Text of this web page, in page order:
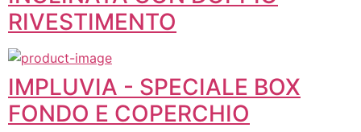
RIVESTIMENTO
IMPLUVIA - SPECIALE BOX
FONDO E COPERCHIO